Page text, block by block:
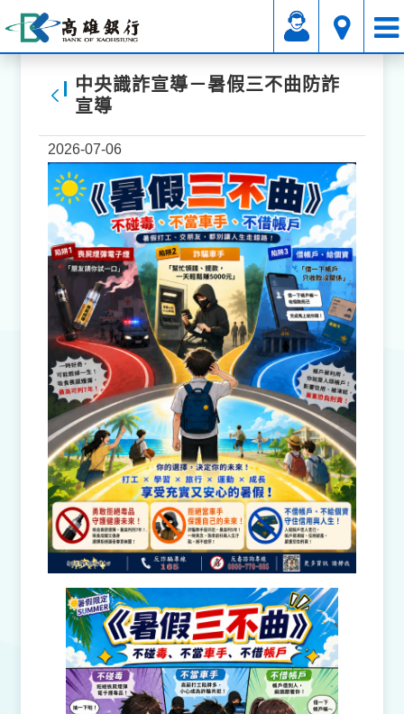
中央識詐宣導－暑假三不曲防詐
宣導
2026-07-06